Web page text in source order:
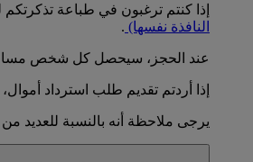
إذا كنتم ترغبون في طباعة تذكرتكم
النافذة نفسها) .
عند الحجز، سيحصل كل شخص مسافر
إذا أردتم تقديم طلب استرداد
يرجى ملاحظة أنه بالنسبة للعديد